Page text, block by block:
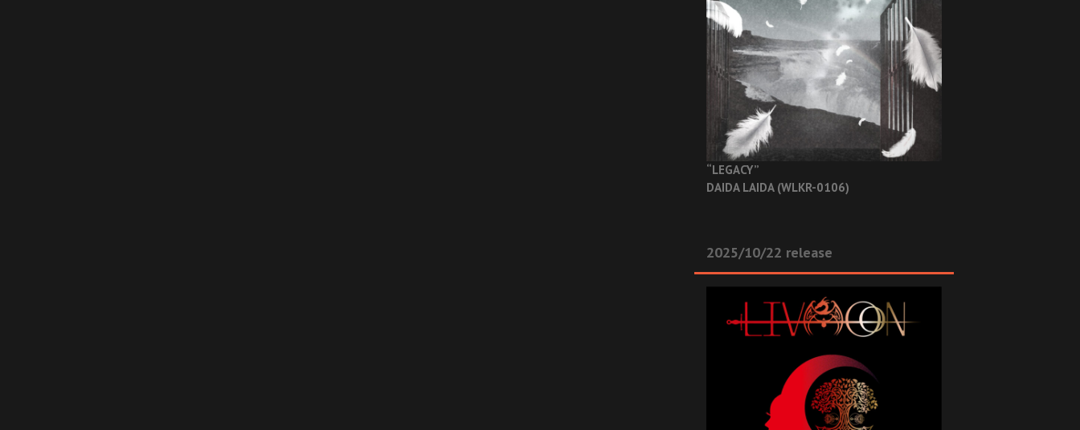
“LEGACY”
DAIDA LAIDA (WLKR-0106)
2025/10/22 release